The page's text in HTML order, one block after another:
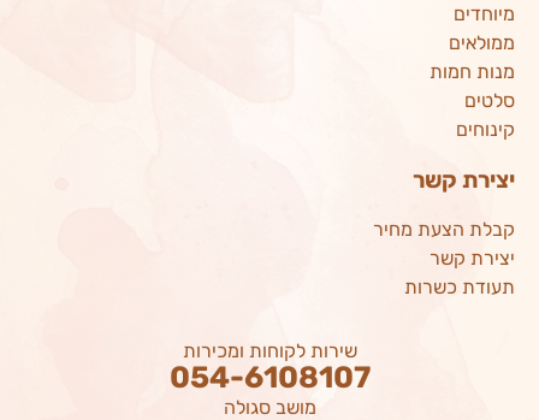
מיוחדים
ממולאים
מנות חמות
סלטים
קינוחים
יצירת קשר
קבלת הצעת מחיר
יצירת קשר
תעודת כשרות
שירות לקוחות ומכירות
054-6108107
מושב סגולה